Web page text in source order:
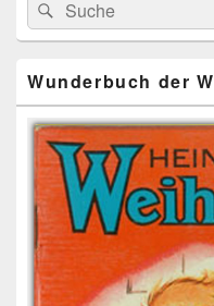
Seitenleisten
Widget-
Bereich
for:
Suche
Wunderbuch der